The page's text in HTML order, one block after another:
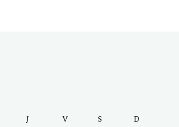
J V S
D